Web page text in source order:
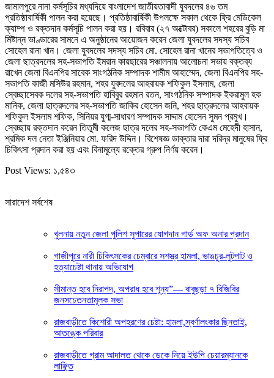
জামালপুরে নানা কর্মসূচির মধ্যদিয়ে বাংলাদেশ জাতীয়তাবাদী যুবদলের ৪৬ তম
প্রতিষ্ঠাবার্ষিকী পালন করা হয়েছে। প্রতিষ্ঠাবার্ষিকী উপলক্ষে সকাল থেকে ফ্রি মেডিকেল
ক্যাম্প ও রক্তদান কর্মসূচি পালন করা হয়। রবিবার (২৭ অক্টোবর) সকালে শহরের বুড়ি মা
মিষ্টান্ন ভাণ্ডারের সামনে এ অনুষ্ঠানের আয়োজন করেন জেলা যুবদলের সদস্য সচিব
সোহেল রানা খান। জেলা যুবদলের সদস্য সচিব মো. সোহেল রানা খানের সভাপতিত্বে ও
জেলা ছাত্রদলের সহ-সভাপতি ইমরান কায়ছারের সঞ্চালনায় আলোচনা সভায় বক্তব্য
রাখেন জেলা বিএনপির সাবেক সাংগঠনিক সম্পাদক শামীম আহাম্মেদ, জেলা বিএনপির সহ-
সভাপতি কাজী মসিউর রহমান, শহর যুবদলের আহবায়ক শফিকুল ইসলাম, জেলা
স্বেচ্ছাসেবক দলের সহ-সভাপতি হাবিবুর রহমান রতন, সাংগঠনিক সম্পাদক ইকরামুল হক
মানিক, জেলা ছাত্রদলের সহ-সভাপতি জাকির হোসেন জনি, শহর ছাত্রদলের আহবায়ক
শফিকুল ইসলাম শফিক, সিনিয়র যুগ্ম-সাধারণ সম্পাদক সাদ্দাম হোসেন সুমন প্রমুখ।
স্বেচ্ছায় রক্তদান করেন তিতুমী কলেজ ছাত্র দলের সহ-সভাপতি কেএম মেহেদী হাসান,
শ্রমিক দল নেতা ইঞ্জিনিয়ার মো. ফরিদ উদ্দিন। বিশেষজ্ঞ ডাক্তার দারা দরিদ্র মানুষের ফ্রি
চিকিৎসা প্রদান করা হয় এবং বিনামূল্যে রক্তের গ্রুপ নির্ণয় করেন।
Post Views: ১,৫৪৩
সারাদেশ সর্বশেষ
খুলনায় নতুন জেলা পুলিশ সুপারের যোগদান গার্ড অফ অনার প্রদান
গাজীপুরে নারী চিকিৎসকের চেম্বারে সশস্ত্র হামলা, ভাঙচুর-লুটপাট ও
হত্যাচেষ্টা থানায় অভিযোগ
সীমান্ত হবে নিরাপদ, অপরাধ হবে শূন্য”— বাবুছড়া ৭ বিজিবির
জনসচেতনতামূলক সভা
রাজবাড়ীতে কিশোরী অপহরণের চেষ্টা: হামলা,স্বর্ণালংকার ছিনতাই,
আতঙ্কে পরিবার
রাজবাড়ীতে গ্রাম আদালত থেকে ডেকে নিয়ে ইউপি চেয়ারম্যানকে
লাঞ্ছিত